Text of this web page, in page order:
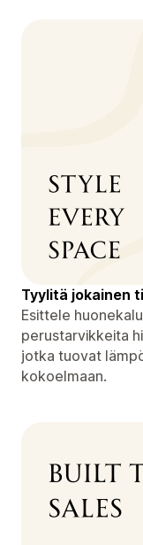
Tyylitä jokainen
Esittele
perustarvikkeita
jotka tuovat
kokoelmaan.